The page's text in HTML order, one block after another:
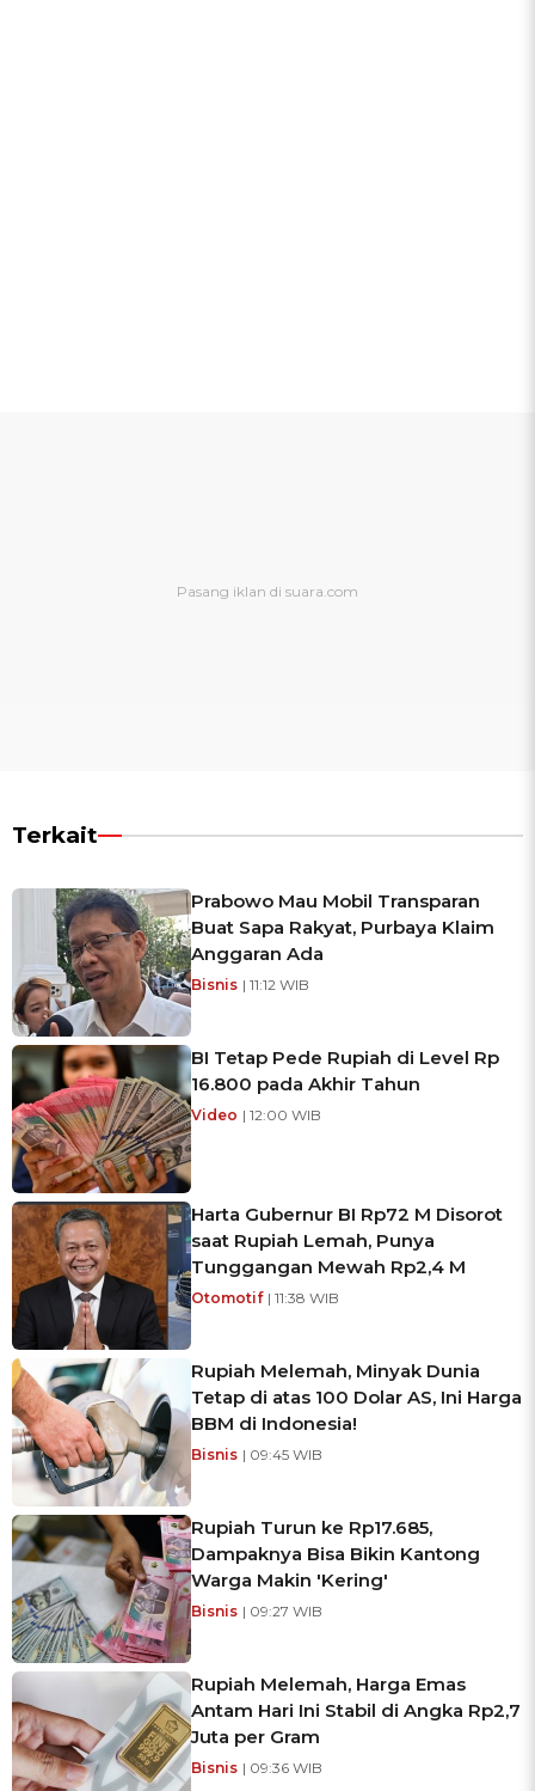
Terkait
Prabowo Mau Mobil Transparan
Buat Sapa Rakyat, Purbaya Klaim
Anggaran Ada
Bisnis | 11:12 WIB
BI Tetap Pede Rupiah di Level Rp
16.800 pada Akhir Tahun
Video | 12:00 WIB
Harta Gubernur BI Rp72 M Disorot
saat Rupiah Lemah, Punya
Tunggangan Mewah Rp2,4 M
Otomotif | 11:38 WIB
Rupiah Melemah, Minyak Dunia
Tetap di atas 100 Dolar AS, Ini Harga
BBM di Indonesia!
Bisnis | 09:45 WIB
Rupiah Turun ke Rp17.685,
Dampaknya Bisa Bikin Kantong
Warga Makin 'Kering'
Bisnis | 09:27 WIB
Rupiah Melemah, Harga Emas
Antam Hari Ini Stabil di Angka Rp2,7
Juta per Gram
Bisnis | 09:36 WIB